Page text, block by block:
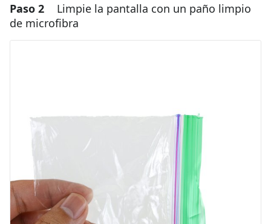
Agregar un comentario
Agregar Comentario
Paso 2
Limpie la pantalla con un paño limpio
de microfibra